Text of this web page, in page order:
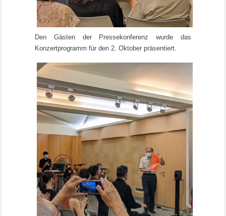
Den Gästen der Pressekonferenz wurde das
Konzertprogramm für den 2. Oktober präsentiert.